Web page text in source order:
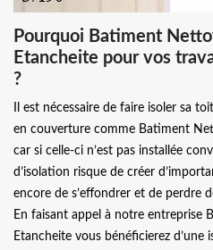
Pourquoi Batiment
Etancheite pour vos
?
Il est nécessaire de faire isoler sa
en couverture comme Batiment
car si celle-ci n’est pas installée
d’isolation risque de créer
encore de s’effondrer et de perdre
En faisant appel à notre entreprise
Etancheite vous bénéficierez